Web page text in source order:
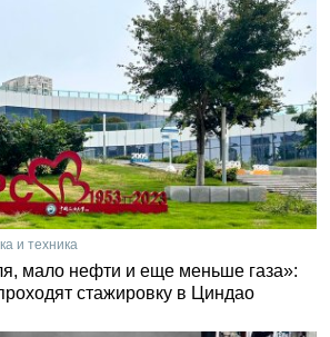
и техника
мало нефти и еще меньше газа»:
стажировку в Циндао